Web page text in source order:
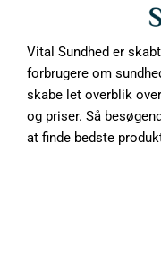
Vital Sundhed er
forbrugere om
skabe let overblik
og priser. Så
at finde bedste